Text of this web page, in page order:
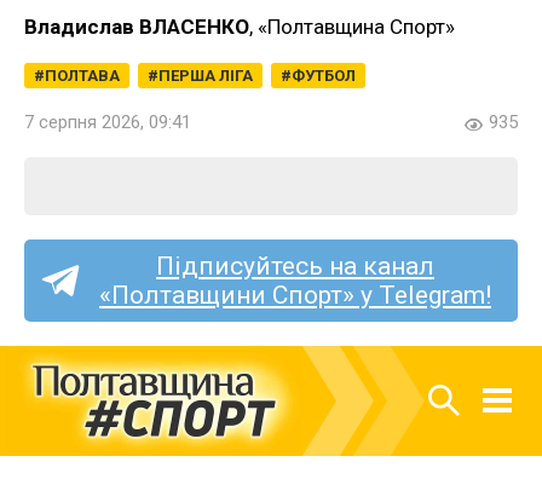
Владислав ВЛАСЕНКО, «Полтавщина Спорт»
ПОЛТАВА ПЕРША ЛІГА ФУТБОЛ
7 серпня 2026, 09:41 935
Підписуйтесь на канал
«Полтавщини Спорт» у Telegram!